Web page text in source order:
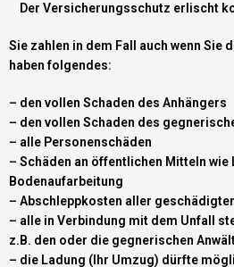
Der Versicherungsschutz erlischt
Sie zahlen in dem Fall auch wenn Sie
haben folgendes:
– den vollen Schaden des Anhängers
– den vollen Schaden des
– alle Personenschäden
– Schäden an öffentlichen Mitteln wie
Bodenaufarbeitung
– Abschleppkosten aller
– alle in Verbindung mit dem Unfall
z.B. den oder die gegnerischen
– die Ladung (Ihr Umzug) dürfte